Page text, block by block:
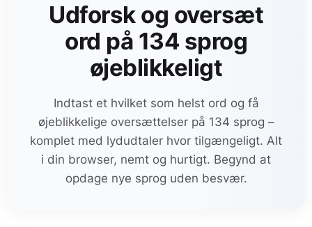
Udforsk og oversæt
ord på 134 sprog
øjeblikkeligt
Indtast et hvilket som helst ord og få
øjeblikkelige oversættelser på 134 sprog –
komplet med lydudtaler hvor tilgængeligt. Alt
i din browser, nemt og hurtigt. Begynd at
opdage nye sprog uden besvær.